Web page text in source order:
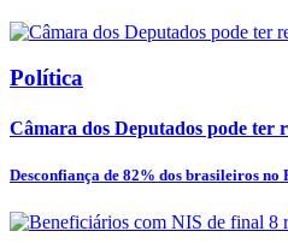
Política
Câmara dos Deputados pode ter
Desconfiança de 82% dos brasileiros no